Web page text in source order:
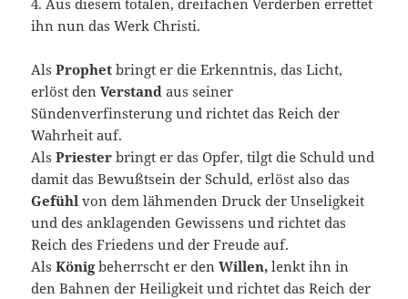
4. Aus diesem totalen, dreifachen Verderben errettet
ihn nun das Werk Christi.
AlsProphetbringt er die Erkenntnis, das Licht,
erlöst denVerstandaus seiner
Sündenverfinsterung und richtet das Reich der
Wahrheit auf.
AlsPriesterbringt er das Opfer, tilgt die Schuld und
damit das Bewußtsein der Schuld, erlöst also das
Gefühlvon dem lähmenden Druck der Unseligkeit
und des anklagenden Ge­wissens und richtet das
Reich des Friedens und der Freude auf.
Als Königbeherrscht er denWillen, lenkt ihn in
den Bahnen der Heiligkeit und richtet das Reich der